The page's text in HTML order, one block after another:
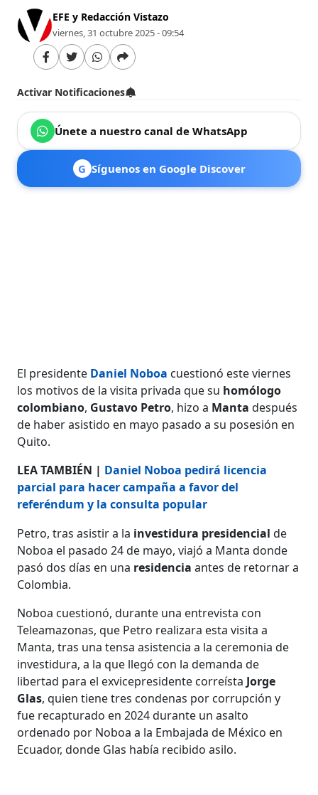
EFE y Redacción Vistazo
viernes, 31 octubre 2025 - 09:54
Activar Notificaciones
Únete a nuestro canal de WhatsApp
G Síguenos en Google Discover
El presidente Daniel Noboa cuestionó este viernes
los motivos de la visita privada que su homólogo
colombiano, Gustavo Petro, hizo a Mantadespués
de haber asistido en mayo pasado a su posesión en
Quito.
LEA TAMBIÉN | Daniel Noboa pedirá licencia
parcial para hacer campaña a favor del
referéndum y la consulta popular
Petro, tras asistir a la investidura presidencial de
Noboa el pasado 24 de mayo, viajó a Manta donde
pasó dos días en una residenciaantes de retornar a
Colombia.
Noboa cuestionó, durante una entrevista con
Teleamazonas, que Petro realizara esta visita a
Manta, tras una tensa asistencia a la ceremonia de
investidura, a la que llegó con la demanda de
libertad para el exvicepresidente correísta Jorge
Glas, quien tiene tres condenas por corrupción y
fue recapturado en 2024 durante un asalto
ordenado por Noboa a la Embajada de México en
Ecuador, donde Glas había recibido asilo.